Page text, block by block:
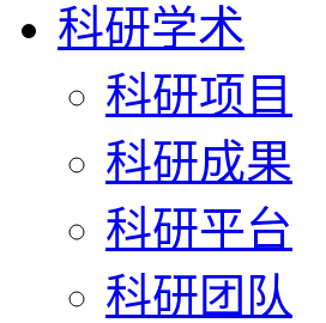
科研学术
科研项目
科研成果
科研平台
科研团队